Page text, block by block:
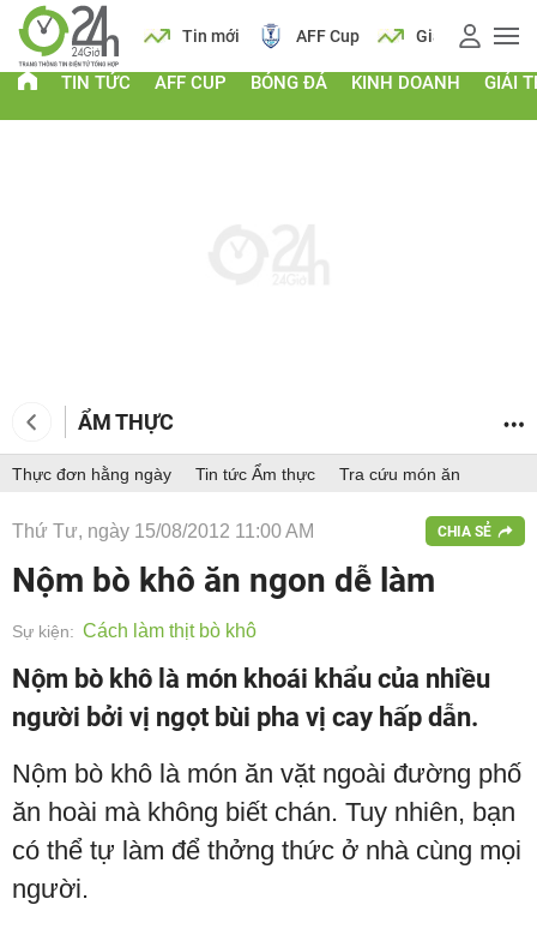
Lịch Tin mới AFF Cup Giá vàng
TIN TỨC AFF CUP BÓNG ĐÁ KINH DOANH GIẢI
ẨM THỰC
Thực đơn hằng ngày Tin tức Ẩm thực Tra cứu món ăn
Thứ Tư, ngày 15/08/2012 11:00 AM CHIA SẺ
Nộm bò khô ăn ngon dễ làm
Sự kiện: Cách làm thịt bò khô
Nộm bò khô là món khoái khẩu của nhiều
người bởi vị ngọt bùi pha vị cay hấp dẫn.
Nộm bò khô là món ăn vặt ngoài đường phố
ăn hoài mà không biết chán. Tuy nhiên, bạn
có thể tự làm để thởng thức ở nhà cùng mọi
người.